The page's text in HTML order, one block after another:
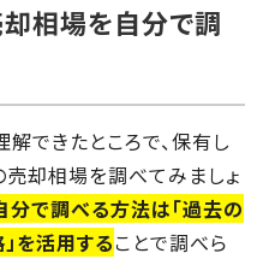
相場を自分で調
できたところで、保有し
却相場を調べてみましょ
で調べる方法は「過去の
を活用することで調べら